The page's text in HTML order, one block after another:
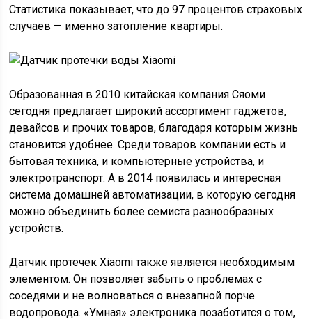
Статистика показывает, что до 97 процентов страховых
случаев — именно затопление квартиры.
Образованная в 2010 китайская компания Сяоми
сегодня предлагает широкий ассортимент гаджетов,
девайсов и прочих товаров, благодаря которым жизнь
становится удобнее. Среди товаров компании есть и
бытовая техника, и компьютерные устройства, и
электротранспорт. А в 2014 появилась и интересная
система домашней автоматизации, в которую сегодня
можно объединить более семиста разнообразных
устройств.
Датчик протечек Xiaomi также является необходимым
элементом. Он позволяет забыть о проблемах с
соседями и не волноваться о внезапной порче
водопровода. «Умная» электроника позаботится о том,